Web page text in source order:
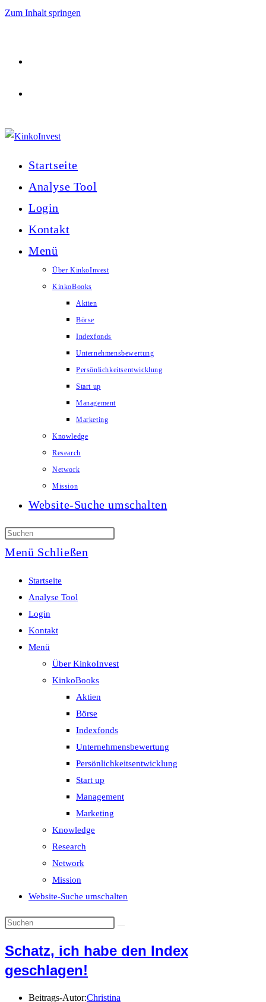
Zum Inhalt springen
Startseite
Analyse Tool
Login
Kontakt
Menü
Über KinkoInvest
KinkoBooks
Aktien
Börse
Indexfonds
Unternehmensbewertung
Persönlichkeitsentwicklung
Start up
Management
Marketing
Knowledge
Research
Network
Mission
Website-Suche umschalten
Menü Schließen
Startseite
Analyse Tool
Login
Kontakt
Menü
Über KinkoInvest
KinkoBooks
Aktien
Börse
Indexfonds
Unternehmensbewertung
Persönlichkeitsentwicklung
Start up
Management
Marketing
Knowledge
Research
Network
Mission
Website-Suche umschalten
Schatz, ich habe den Index
geschlagen!
Beitrags-Autor:Christina